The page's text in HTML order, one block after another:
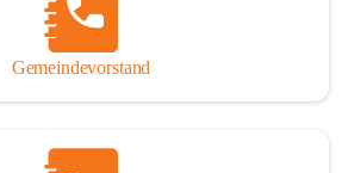
Gemeindevorstand